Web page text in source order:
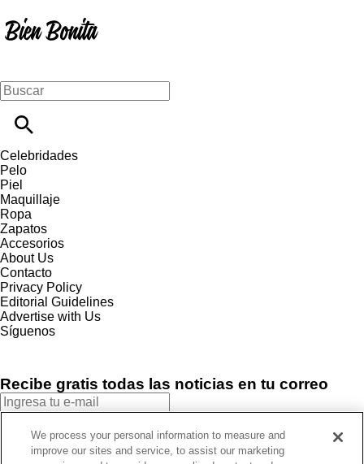
Celebridades
Pelo
Piel
Maquillaje
Ropa
Zapatos
Accesorios
About Us
Contacto
Privacy Policy
Editorial Guidelines
Advertise with Us
Síguenos
Recibe gratis todas las noticias en tu correo
SUSCRIBIRME
Este sitio está protegido por reCAPTCHA y Google
We process your personal information to measure and
improve our sites and service, to assist our marketing